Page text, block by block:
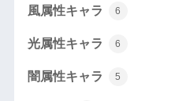
風属性キャラ 6
光属性キャラ 6
闇属性キャラ 5